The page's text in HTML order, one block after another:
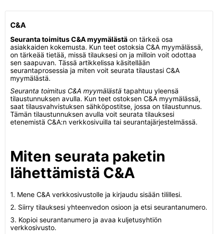
C&A
Seuranta toimitus C&A myymälästä on tärkeä osa
asiakkaiden kokemusta. Kun teet ostoksia C&A myymälässä,
on tärkeää tietää, missä tilauksesi on ja milloin voit odottaa
sen saapuvan. Tässä artikkelissa käsitellään
seurantaprosessia ja miten voit seurata tilaustasi C&A
myymälästä.
Seuranta toimitus C&A myymälästä tapahtuu yleensä
tilaustunnuksen avulla. Kun teet ostoksen C&A myymälässä,
saat tilausvahvistuksen sähköpostitse, jossa on tilaustunnus.
Tämän tilaustunnuksen avulla voit seurata tilauksesi
etenemistä C&A:n verkkosivuilla tai seurantajärjestelmässä.
Miten seurata paketin
lähettämistä C&A
1. Mene C&A verkkosivustolle ja kirjaudu sisään tilillesi.
2. Siirry tilauksesi yhteenvedon osioon ja etsi seurantanumero.
3. Kopioi seurantanumero ja avaa kuljetusyhtiön
verkkosivusto.